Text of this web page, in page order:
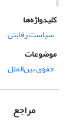
کلیدواژه‌ها
سیاست رقابتی
موضوعات
حقوق بین‌الملل
مراجع